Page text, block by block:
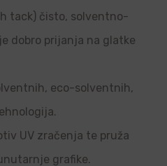
tack) čisto, solventno-
dobro prijanja na glatke
eco-solventnih,
UV zračenja te pruža
grafike.